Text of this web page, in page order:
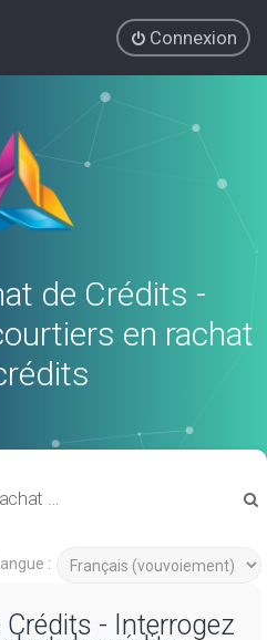
Connexion
de Crédits -
en rachat
Forum Rachat de Crédits
:
- Interrogez